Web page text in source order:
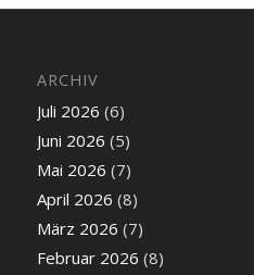
ARCHIV
Juli 2026 (6)
Juni 2026 (5)
Mai 2026 (7)
April 2026 (8)
März 2026 (7)
Februar 2026 (8)